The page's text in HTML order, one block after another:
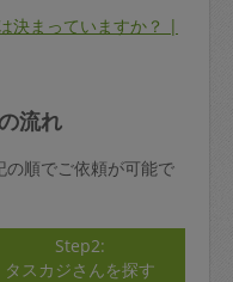
決まっていますか？ |
流れ
の順でご依頼が可能で
Step2:
タスカジさんを探す